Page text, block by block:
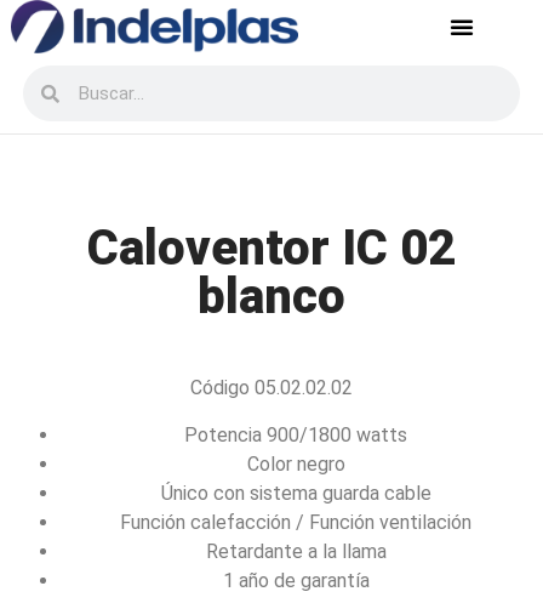
Caloventor IC 02
blanco
Código 05.02.02.02
Potencia 900/1800 watts
Color negro
Único con sistema guarda cable
Función calefacción / Función ventilación
Retardante a la llama
1 año de garantía